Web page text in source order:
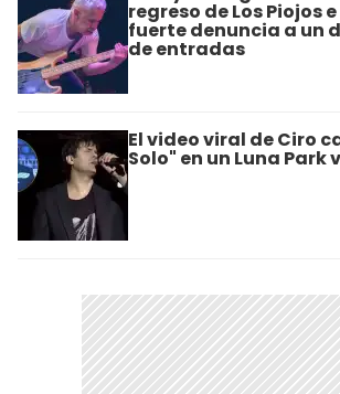
regreso de Los Piojos
fuerte denuncia a un
de entradas
El video viral de Ciro
Solo" en un Luna Park